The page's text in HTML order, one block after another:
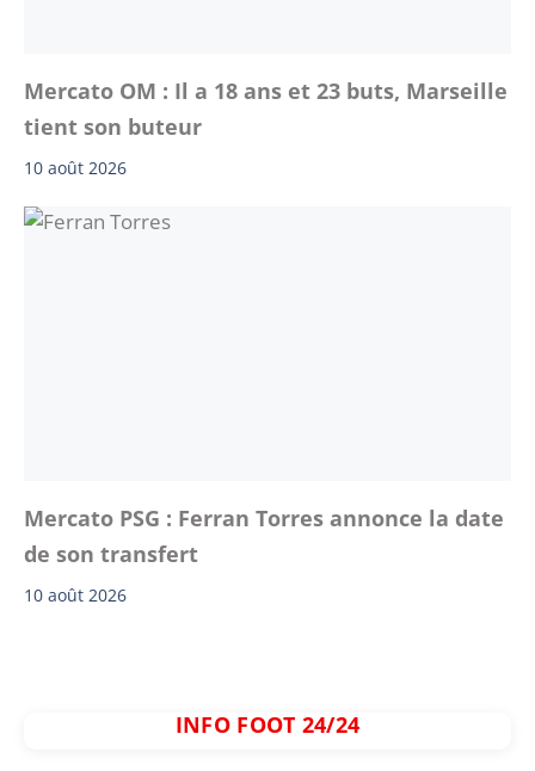
Mercato OM : Il a 18 ans et 23 buts, Marseille
tient son buteur
10 août 2026
Mercato PSG : Ferran Torres annonce la date
de son transfert
10 août 2026
INFO FOOT 24/24